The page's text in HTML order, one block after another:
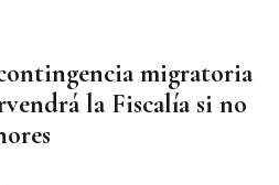
migratoria
la Fiscalía si no